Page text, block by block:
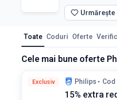
Urmărește
Toate Coduri Oferte
Cele mai bune oferte
Exclusiv Philips
15% extra